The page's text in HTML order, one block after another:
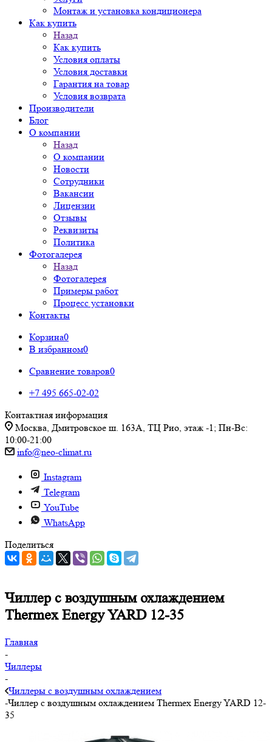
Монтаж и установка кондиционера
Как купить
Назад
Как купить
Условия оплаты
Условия доставки
Гарантия на товар
Условия возврата
Производители
Блог
О компании
Назад
О компании
Новости
Сотрудники
Вакансии
Лицензии
Отзывы
Реквизиты
Политика
Фотогалерея
Назад
Фотогалерея
Примеры работ
Процесс установки
Контакты
Корзина0
В избранном0
Сравнение товаров0
+7 495 665-02-02
Контактная информация
Москва, Дмитровское ш. 163А, ТЦ Рио, этаж -1; Пн-Вс:
10:00-21:00
info@neo-climat.ru
Instagram
Telegram
YouTube
WhatsApp
Поделиться
Чиллер с воздушным охлаждением
Thermex Energy YARD 12-35
Главная
-
Чиллеры
-
Чиллеры с воздушным охлаждением
-Чиллер с воздушным охлаждением Thermex Energy YARD 12-
35